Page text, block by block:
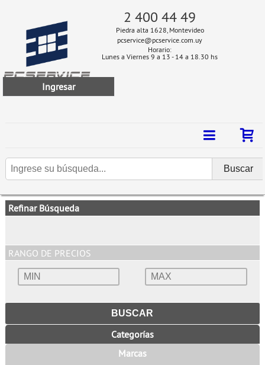
2 400 44 49
Piedra alta 1628, Montevideo
pcservice@pcservice.com.uy
Horario:
Lunes a Viernes 9 a 13 - 14 a 18.30 hs
Ingresar
Refinar Búsqueda
RANGO DE PRECIOS
Categorías
Marcas